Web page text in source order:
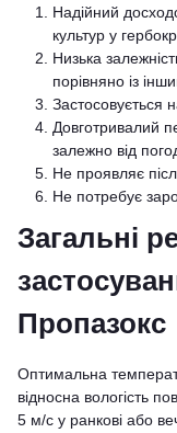
Надійний
культур у
Низька
порівняно із
Застосовується
Довготривалий
залежно від
Не проявляє
Не потребує
Загальні
Пропазокс
Оптимальна
відносна вологість
5 м/с у ранкові або